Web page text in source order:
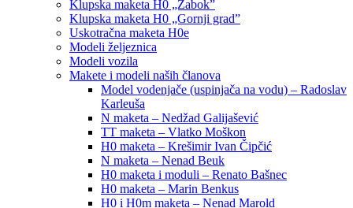
Klupska maketa H0 „Zabok”
Klupska maketa H0 „Gornji grad”
Uskotračna maketa H0e
Modeli željeznica
Modeli vozila
Makete i modeli naših članova
Model vodenjače (uspinjača na vodu) – Radoslav
Karleuša
N maketa – Nedžad Galijašević
TT maketa – Vlatko Moškon
H0 maketa – Krešimir Ivan Čipčić
N maketa – Nenad Beuk
H0 maketa i moduli – Renato Bašnec
H0 maketa – Marin Benkus
H0 i H0m maketa – Nenad Marold